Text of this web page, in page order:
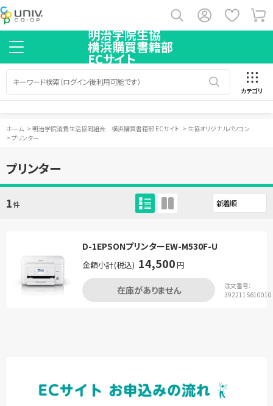
明治学院生協
横浜購買書籍部
ECサイト
カテゴリ
ホーム > 明治学院消費生活協同組合 横浜購買書籍部 ECサイト > 生協オリジナルパソコン
> プリンター
プリンター
1件
D-1EPSONプリンターEW-M530F-U
金額小計(税込) 14,500円
在庫がありません
注文番号：
392211S610010